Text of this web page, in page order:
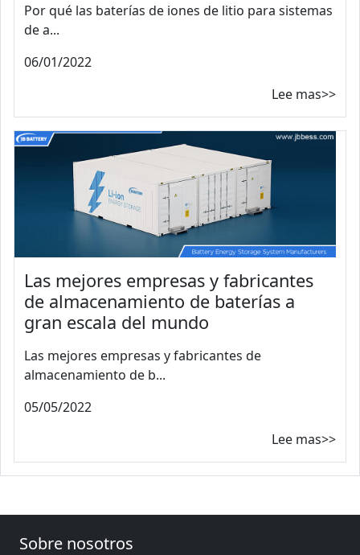
Por qué las baterías de iones de litio para sistemas
de a...
06/01/2022
Lee mas>>
Las mejores empresas y fabricantes
de almacenamiento de baterías a
gran escala del mundo
Las mejores empresas y fabricantes de
almacenamiento de b...
05/05/2022
Lee mas>>
Sobre nosotros